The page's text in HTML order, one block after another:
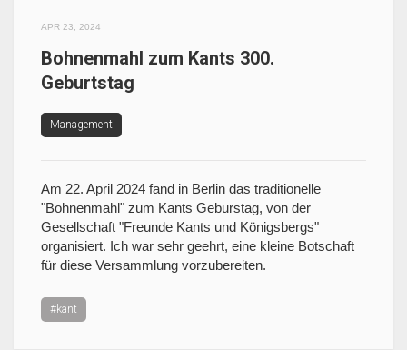
APR 23, 2024
Bohnenmahl zum Kants 300.
Geburtstag
Management
Am 22. April 2024 fand in Berlin das traditionelle
"Bohnenmahl" zum Kants Geburstag, von der
Gesellschaft "Freunde Kants und Königsbergs"
organisiert. Ich war sehr geehrt, eine kleine Botschaft
für diese Versammlung vorzubereiten.
#kant